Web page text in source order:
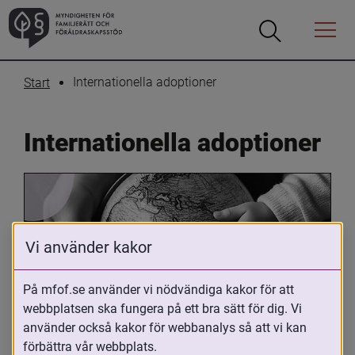
Öppna
Öppna
Menyn
Start Internationella adoptioner
Internationella adoptioner
Oavsett om du är adopterad,
adoptivförälder eller arbetar med
Vi använder kakor
På mfof.se använder vi nödvändiga kakor för att
webbplatsen ska fungera på ett bra sätt för dig. Vi
använder också kakor för webbanalys så att vi kan
förbättra vår webbplats.